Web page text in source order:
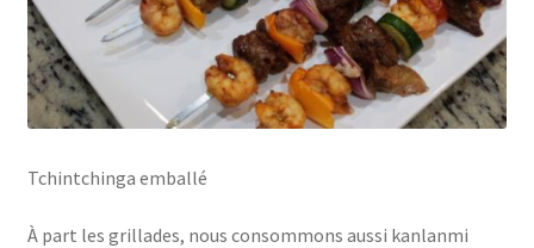
Tchintchinga emballé
À part les grillades, nous consommons aussi kanlanmi